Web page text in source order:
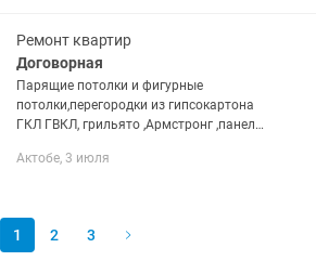
Ремонт квартир
Договорная
Парящие потолки и фигурные
потолки,перегородки из гипсокартона
ГКЛ ГВКЛ, грильято ,Армстронг ,панели
стен и обои квартиры под ключ Стаж
Актобе, 3 июля
1 2 3